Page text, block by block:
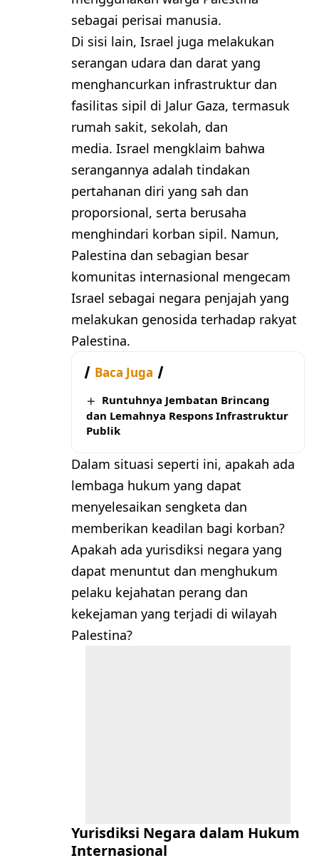
sebagai perisai manusia.
Di sisi lain, Israel juga melakukan
serangan udara dan darat yang
menghancurkan infrastruktur dan
fasilitas sipil di Jalur Gaza, termasuk
rumah sakit, sekolah, dan
media. Israel mengklaim bahwa
serangannya adalah tindakan
pertahanan diri yang sah dan
proporsional, serta berusaha
menghindari korban sipil. Namun,
Palestina dan sebagian besar
komunitas internasional mengecam
Israel sebagai negara penjajah yang
melakukan genosida terhadap rakyat
Palestina.
Baca Juga
Runtuhnya Jembatan Brincang
dan Lemahnya Respons Infrastruktur
Publik
Dalam situasi seperti ini, apakah ada
lembaga hukum yang dapat
menyelesaikan sengketa dan
memberikan keadilan bagi korban?
Apakah ada yurisdiksi negara yang
dapat menuntut dan menghukum
pelaku kejahatan perang dan
kekejaman yang terjadi di wilayah
Palestina?
Yurisdiksi Negara dalam Hukum
Internasional